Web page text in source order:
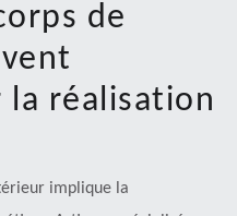
de
réalisation
implique la